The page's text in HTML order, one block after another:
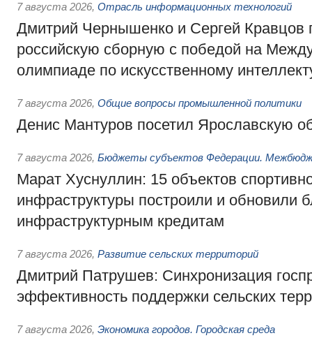
7 августа 2026, Отрасль информационных технологий
Дмитрий Чернышенко и Сергей Кравцов
российскую сборную с победой на
олимпиаде по искусственному
7 августа 2026, Общие вопросы промышленной политики
Денис Мантуров посетил Ярославскую
7 августа 2026, Бюджеты субъектов Федерации.
Марат Хуснуллин: 15 объектов
инфраструктуры построили и обновили
инфраструктурным кредитам
7 августа 2026, Развитие сельских территорий
Дмитрий Патрушев: Синхронизация
эффективность поддержки сельских
7 августа 2026, Экономика городов. Городская среда